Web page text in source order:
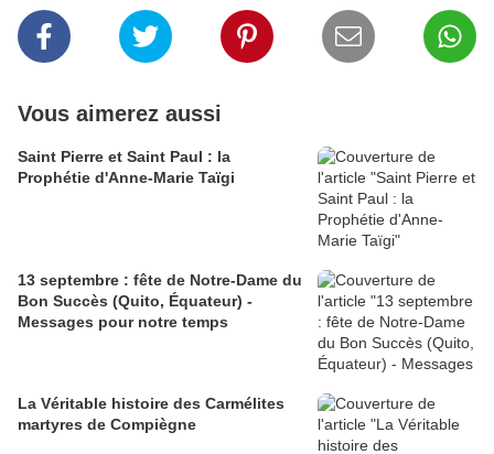
Vous aimerez aussi
Saint Pierre et Saint Paul : la
Prophétie d'Anne-Marie Taïgi
13 septembre : fête de Notre-Dame du
Bon Succès (Quito, Équateur) -
Messages pour notre temps
La Véritable histoire des Carmélites
martyres de Compiègne